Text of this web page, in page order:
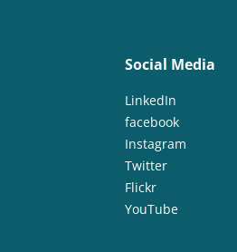
Social Media
LinkedIn
facebook
Instagram
Twitter
Flickr
YouTube